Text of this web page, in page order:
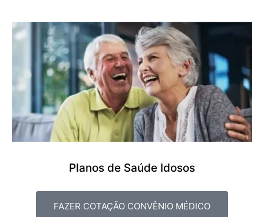
Planos de Saúde Idosos
FAZER COTAÇÃO CONVÊNIO MÉDICO